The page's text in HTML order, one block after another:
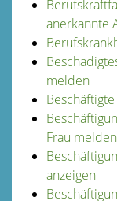
anerkannte
melden
Frau melden
anzeigen